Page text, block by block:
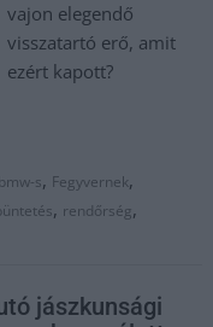
vajon elegendő
visszatartó erő, amit
ezért kapott?
bmw-s, Fegyvernek,
, rendőrség,
jászkunsági